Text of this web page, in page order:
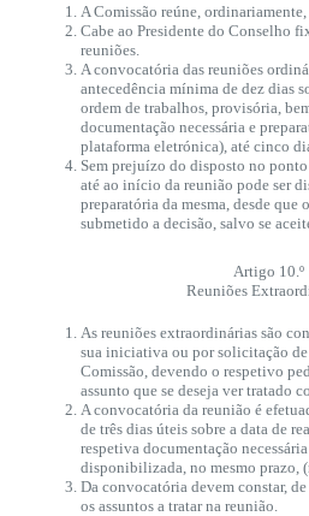
A Comissão reúne, ordinariamente,
Cabe ao Presidente do Conselho
reuniões.
A convocatória das reuniões
antecedência mínima de dez dias
ordem de trabalhos, provisória,
documentação necessária e
plataforma eletrónica), até cinco
Sem prejuízo do disposto no
até ao início da reunião pode ser
preparatória da mesma, desde que
submetido a decisão, salvo se
Artigo 10.º
Reuniões
As reuniões extraordinárias são
sua iniciativa ou por solicitação
Comissão, devendo o respetivo
assunto que se deseja ver tratado
A convocatória da reunião é
de três dias úteis sobre a data de
respetiva documentação
disponibilizada, no mesmo prazo,
Da convocatória devem constar,
os assuntos a tratar na reunião.